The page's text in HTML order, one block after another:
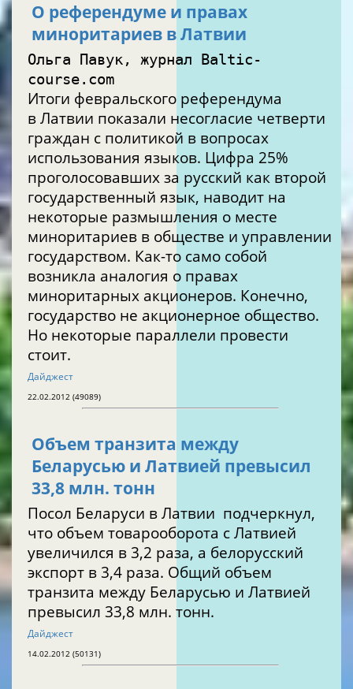
О референдуме и правах
миноритариев в Латвии
Ольга Павук, журнал Baltic-
course.com
Итоги февральского референдума
в Латвии показали несогласие четверти
граждан с политикой в вопросах
использования языков. Цифра 25%
проголосовавших за русский как второй
государственный язык, наводит на
некоторые размышления о месте
миноритариев в обществе и управлении
государством. Как-то само собой
возникла аналогия о правах
миноритарных акционеров. Конечно,
государство не акционерное общество.
Но некоторые параллели провести
стоит.
Дайджест
22.02.2012 (49089)
Объем транзита между
Беларусью и Латвией превысил
33,8 млн. тонн
Посол Беларуси в Латвии подчеркнул,
что объем товарооборота с Латвией
увеличился в 3,2 раза, а белорусский
экспорт в 3,4 раза. Общий объем
транзита между Беларусью и Латвией
превысил 33,8 млн. тонн.
Дайджест
14.02.2012 (50131)